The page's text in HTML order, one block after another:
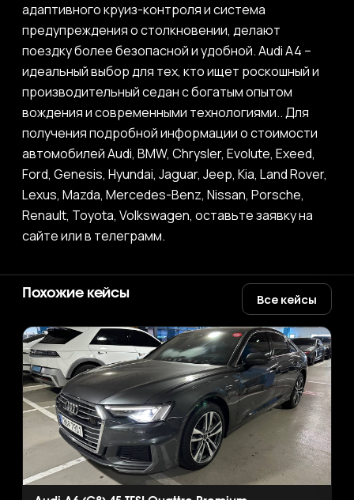
адаптивного круиз-контроля и система
предупреждения о столкновении, делают
поездку более безопасной и удобной. Audi A4 –
идеальный выбор для тех, кто ищет роскошный и
производительный седан с богатым опытом
вождения и современными технологиями.. Для
получения подробной информации о стоимости
автомобилей Audi, BMW, Chrysler, Evolute, Exeed,
Ford, Genesis, Hyundai, Jaguar, Jeep, Kia, Land Rover,
Lexus, Mazda, Mercedes-Benz, Nissan, Porsche,
Renault, Toyota, Volkswagen, оставьте заявку на
сайте или в телеграмм.
Похожие кейсы Все кейсы